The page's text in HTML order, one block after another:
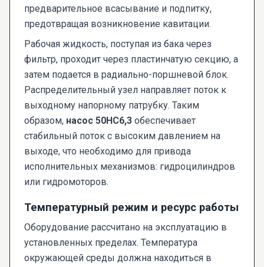
предварительное всасывание и подпитку,
предотвращая возникновение кавитации.
Рабочая жидкость, поступая из бака через
фильтр, проходит через пластинчатую секцию, а
затем подается в радиально-поршневой блок.
Распределительный узел направляет поток к
выходному напорному патрубку. Таким
образом, насос 50НС6,3 обеспечивает
стабильный поток с высоким давлением на
выходе, что необходимо для привода
исполнительных механизмов: гидроцилиндров
или гидромоторов.
Температурный режим и ресурс работы
Оборудование рассчитано на эксплуатацию в
установленных пределах. Температура
окружающей среды должна находиться в